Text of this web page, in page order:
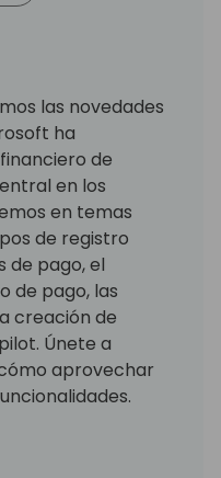
las novedades
ha
de
en los
en temas
de registro
de pago, el
de pago, las
creación de
Únete a
aprovechar